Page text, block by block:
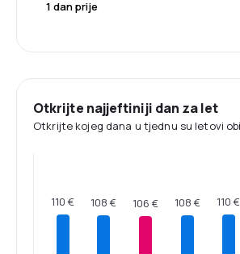
1 dan prije
Otkrijte najjeftiniji dan za let
Otkrijte kojeg dana u tjednu su letovi
110 € 108 € 106 € 108 € 110 €